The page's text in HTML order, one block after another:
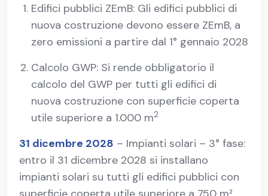
Edifici pubblici ZEmB: Gli edifici pubblici di
nuova costruzione devono essere ZEmB, a
zero emissioni a partire dal 1° gennaio 2028
Calcolo GWP: Si rende obbligatorio il
calcolo del GWP per tutti gli edifici di
nuova costruzione con superficie coperta
utile superiore a 1.000 m2
31 dicembre 2028 – Impianti solari – 3° fase:
entro il 31 dicembre 2028 si installano
impianti solari su tutti gli edifici pubblici con